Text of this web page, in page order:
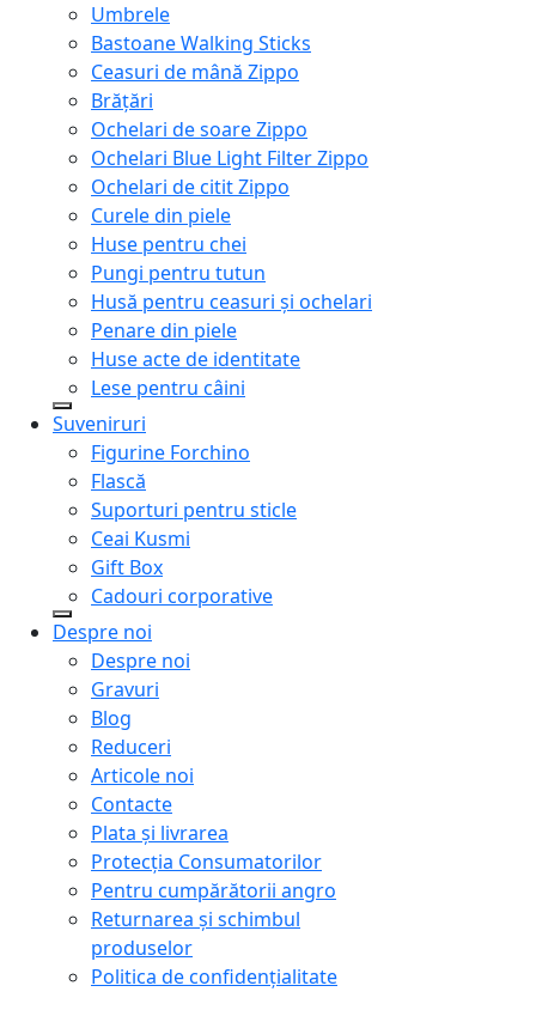
Umbrele
Bastoane Walking Sticks
Ceasuri de mână Zippo
Brățări
Ochelari de soare Zippo
Ochelari Blue Light Filter Zippo
Ochelari de citit Zippo
Curele din piele
Huse pentru chei
Pungi pentru tutun
Husă pentru ceasuri și ochelari
Penare din piele
Huse acte de identitate
Lese pentru câini
Suveniruri
Figurine Forchino
Flască
Suporturi pentru sticle
Ceai Kusmi
Gift Box
Cadouri corporative
Despre noi
Despre noi
Gravuri
Blog
Reduceri
Articole noi
Contacte
Plata și livrarea
Protecţia Consumatorilor
Pentru cumpărătorii angro
Returnarea și schimbul
produselor
Politica de confidențialitate